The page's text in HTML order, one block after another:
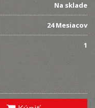
Na sklade
24 Mesiacov
1